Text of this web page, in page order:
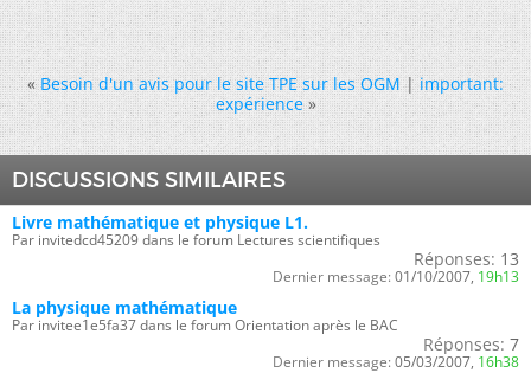
« Besoin d'un avis pour le site TPE sur les OGM|important:
expérience »
DISCUSSIONS SIMILAIRES
Livre mathématique et physique L1.
Par invitedcd45209 dans le forum Lectures scientifiques
Réponses: 13
Dernier message: 01/10/2007, 19h13
La physique mathématique
Par invitee1e5fa37 dans le forum Orientation après le BAC
Réponses: 7
Dernier message: 05/03/2007, 16h38